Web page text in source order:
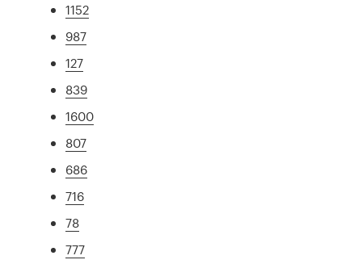
1152
987
127
839
1600
807
686
716
78
777